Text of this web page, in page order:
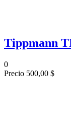
Tippmann
0
Precio 500,00 $